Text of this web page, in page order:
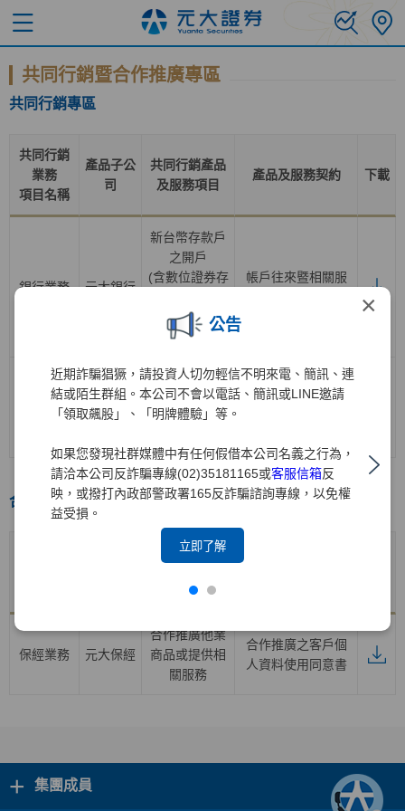
×
公告
近期詐騙猖獗，請投資人切勿輕信不明來電、簡訊、連
結或陌生群組。本公司不會以電話、簡訊或LINE邀請
「領取飆股」、「明牌體驗」等。
如果您發現社群媒體中有任何假借本公司名義之行為，
請洽本公司反詐騙專線(02)35181165或客服信箱反
映，或撥打內政部警政署165反詐騙諮詢專線，以免權
益受損。
立即了解
共同行銷暨合作推廣專區
共同行銷專區
共同行銷
業務
項目名稱
產品子公
司
共同行銷產品
及服務項目
產品及服務契約 下載
銀行業務 元大銀行
新台幣存款戶
之開戶
(含數位證券存
一般證券存款
帳戶 )
帳戶往來暨相關服
證券業務 元大證券
證券經紀業務
之開戶
(含海外複委託
合作推廣專區
合作推廣產品
保經業務 元大保經
合作推廣他業
商品或提供相
關服務
合作推廣之客戶個
人資料使用同意書
+ 集團成員